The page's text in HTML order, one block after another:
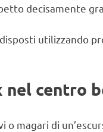
decisamente
utilizzando
nel centro
magari di